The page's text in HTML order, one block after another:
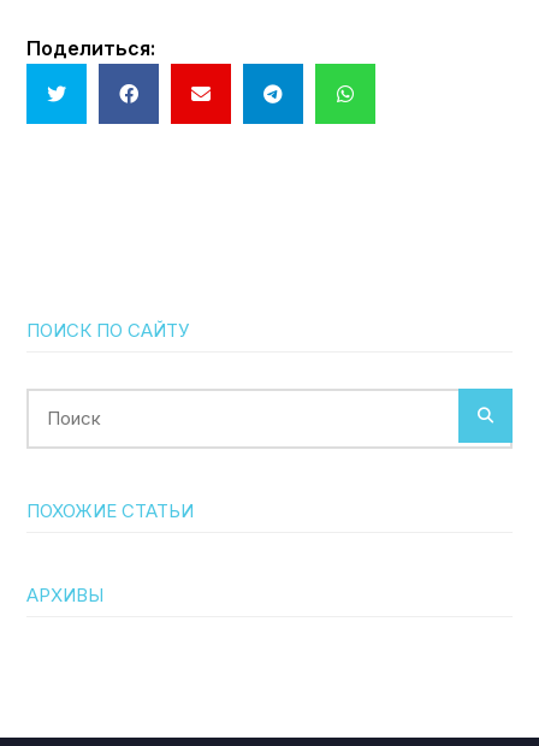
ПОИСК ПО САЙТУ
ПОХОЖИЕ СТАТЬИ
АРХИВЫ
Поделиться: